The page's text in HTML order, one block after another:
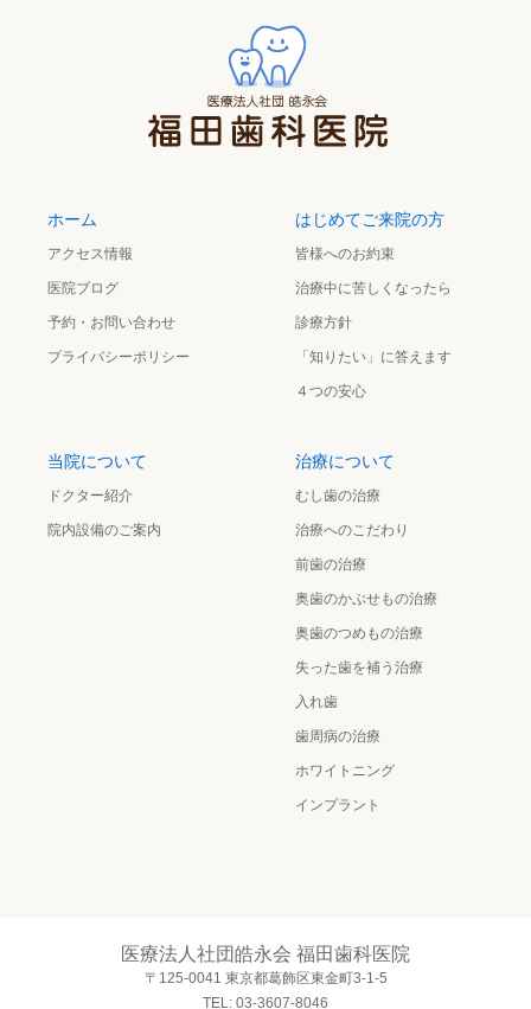
ホーム
アクセス情報
医院ブログ
予約・お問い合わせ
プライバシーポリシー
はじめてご来院の方
皆様へのお約束
治療中に苦しくなったら
診療方針
「知りたい」に答えます
４つの安心
当院について
ドクター紹介
院内設備のご案内
治療について
むし歯の治療
治療へのこだわり
前歯の治療
奥歯のかぶせもの治療
奥歯のつめもの治療
失った歯を補う治療
入れ歯
歯周病の治療
ホワイトニング
インプラント
医療法人社団皓永会 福田歯科医院
〒125-0041 東京都葛飾区東金町3-1-5
TEL: 03-3607-8046